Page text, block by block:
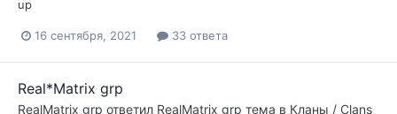
up
16 сентября, 2021 33 ответа
Real*Matrix grp
RealMatrix grp ответил RealMatrix grp тема в Кланы / Clans